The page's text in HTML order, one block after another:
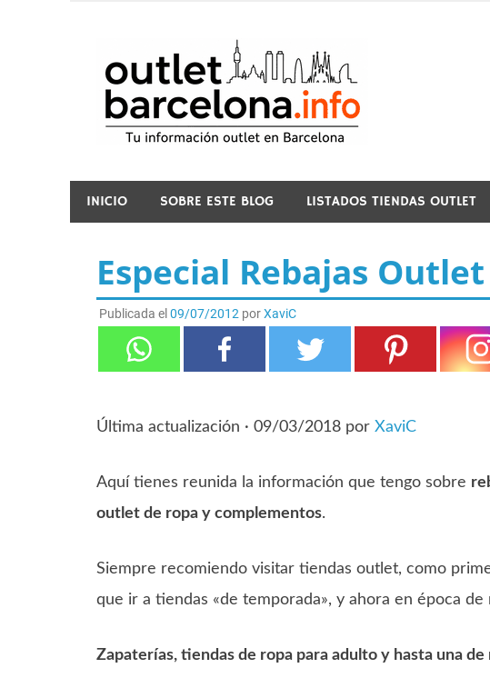
INICIO SOBRE ESTE BLOG LISTADOS TIENDAS OUTLET
Especial Rebajas
Publicada el09/07/2012 porXaviC
Última actualización · 09/03/2018por XaviC
Aquí tienes reunida la información que tengo sobre
outlet de ropa y complementos.
Siempre recomiendo visitar tiendas outlet, como
que ir a tiendas «de temporada», y ahora en época de
Zapaterías, tiendas de ropa para adulto y hasta una